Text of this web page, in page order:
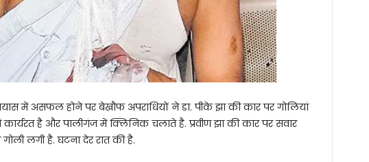
में असफल होने पर बेखौफ अपराधियों ने डा. पीके झा की कार पर गोलियां
कार्यरत है और पालीगंज में क्लिनिक चलाते है. प्रवीण झा की कार पर सवार
लगी है. घटना देर रात की है.